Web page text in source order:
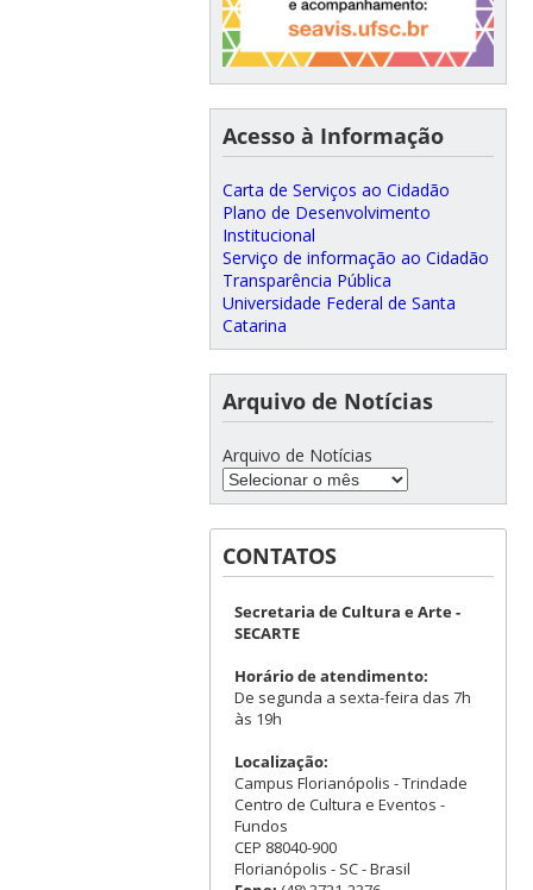
Acesso à Informação
Carta de Serviços ao Cidadão
Plano de Desenvolvimento
Institucional
Serviço de informação ao Cidadão
Transparência Pública
Universidade Federal de Santa
Catarina
Arquivo de Notícias
Arquivo de Notícias
CONTATOS
Secretaria de Cultura e Arte -
SECARTE
Horário de atendimento:
De segunda a sexta-feira das 7h
às 19h
Localização:
Campus Florianópolis - Trindade
Centro de Cultura e Eventos -
Fundos
CEP 88040-900
Florianópolis - SC - Brasil